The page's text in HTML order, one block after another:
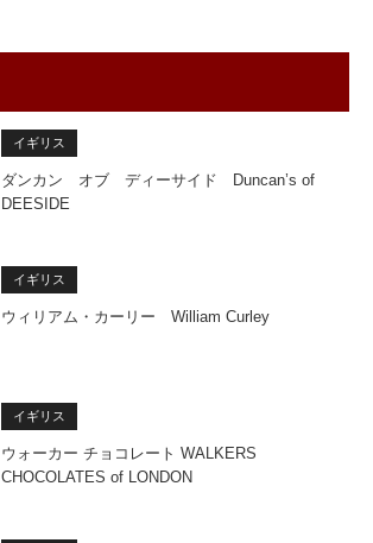
イギリス
ダンカン オブ ディーサイド Duncan’s of
DEESIDE
イギリス
ウィリアム・カーリー William Curley
イギリス
ウォーカー チョコレート WALKERS
CHOCOLATES of LONDON